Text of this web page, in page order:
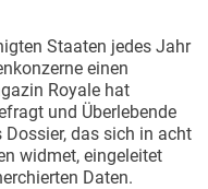
Staaten jedes Jahr
einen
Royale hat
und Überlebende
das sich in acht
widmet, eingeleitet
Daten.